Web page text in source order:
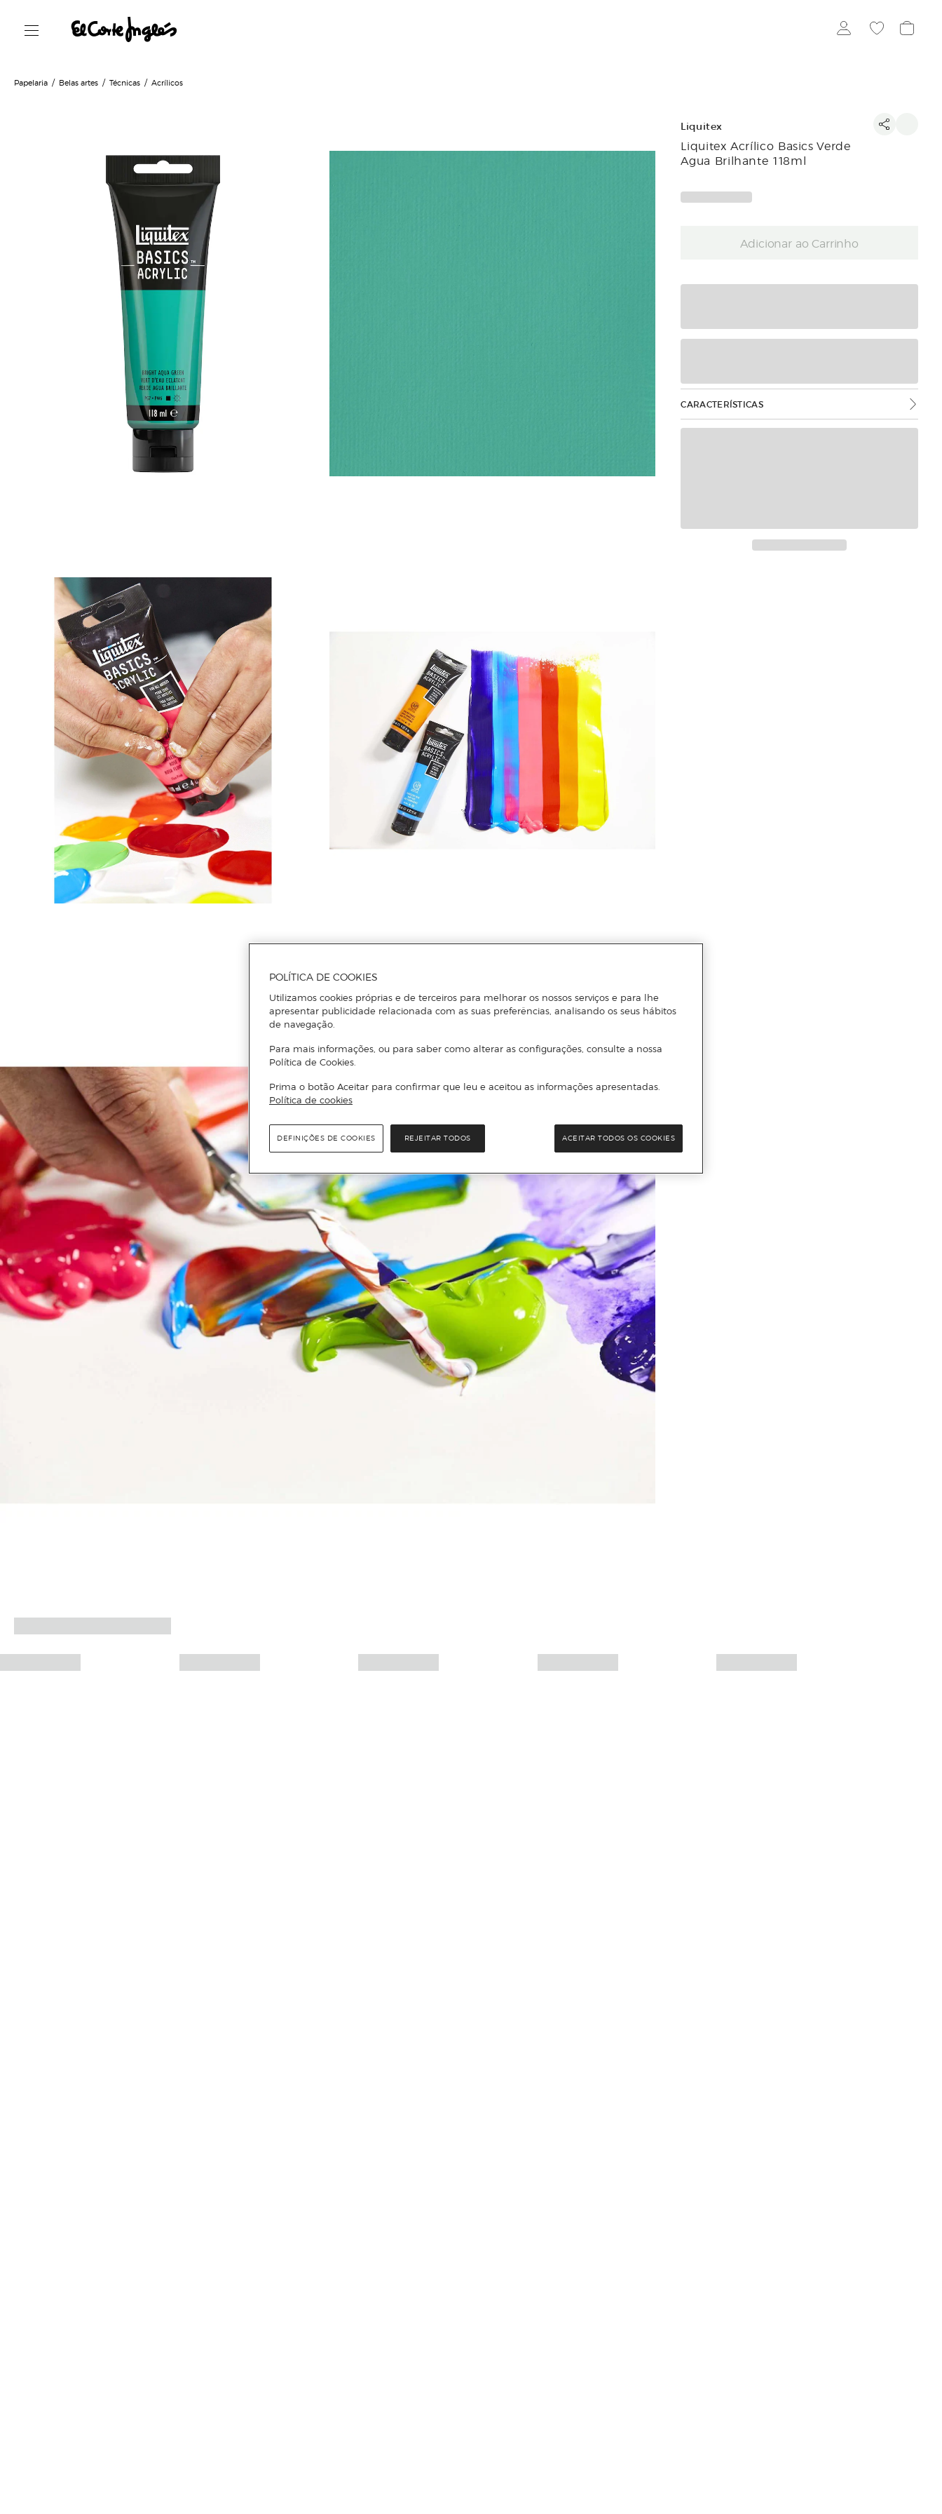
Papelaria Belas artes Técnicas Acrílicos
Liquitex
Liquitex Acrílico Basics Verde
Agua Brilhante 118ml
Adicionar ao Carrinho
CARACTERÍSTICAS
POLÍTICA DE COOKIES
Utilizamos cookies próprias e de terceiros para melhorar os nossos serviços e para lhe
apresentar publicidade relacionada com as suas preferências, analisando os seus hábitos
de navegação.
Para mais informações, ou para saber como alterar as configurações, consulte a nossa
Política de Cookies.
Prima o botão Aceitar para confirmar que leu e aceitou as informações apresentadas.
Política de cookies
REJEITAR TODOS ACEITAR TODOS OS COOKIES
DEFINIÇÕES DE COOKIES